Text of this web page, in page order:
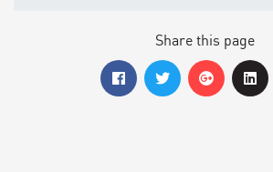
Share this page